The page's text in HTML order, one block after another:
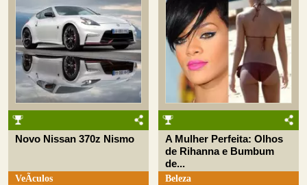
Novo Nissan 370z Nismo
VeÃ­culos
A Mulher Perfeita: Olhos
de Rihanna e Bumbum
de...
Beleza